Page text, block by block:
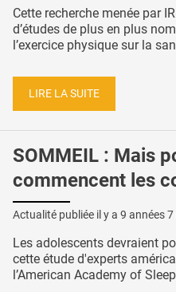
Cette recherche menée par
d’études de plus en plus
l’exercice physique sur la
LIRE LA SUITE
SOMMEIL : Mais
commencent les
Actualité publiée il y a 9 années
Les adolescents devraient
cette étude d'experts
l’American Academy of